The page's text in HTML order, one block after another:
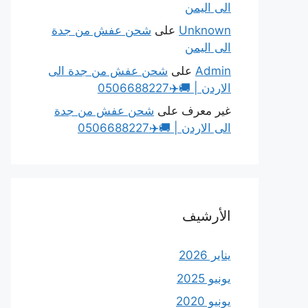
الى اليمن
Unknown على شحن عفش من جدة
الى اليمن
Admin على شحن عفش من جدة الى
الاردن | 🚚✈️0506688227
غير معرف على شحن عفش من جدة
الى الاردن | 🚚✈️0506688227
الأرشيف
يناير 2026
يونيو 2025
يونيو 2020